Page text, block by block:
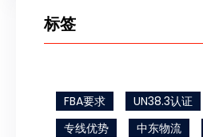
标签
FBA要求 UN38.3认证
专线优势
中东物流